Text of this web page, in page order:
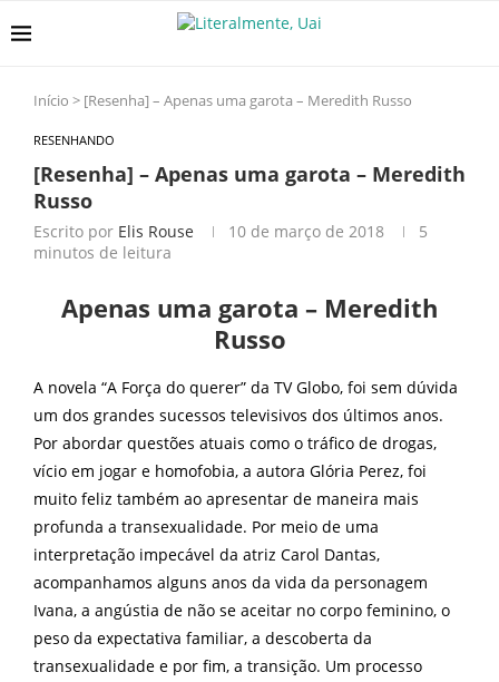
Início > [Resenha] – Apenas uma garota – Meredith Russo
RESENHANDO
[Resenha] – Apenas uma garota – Meredith
Russo
Escrito por Elis Rouse 10 de março de 2018
5
minutos de leitura
Apenas uma garota – Meredith
Russo
A novela “A Força do querer” da TV Globo, foi sem dúvida
um dos grandes sucessos televisivos dos últimos anos.
Por abordar questões atuais como o tráfico de drogas,
vício em jogar e homofobia, a autora Glória Perez, foi
muito feliz também ao apresentar de maneira mais
profunda a transexualidade. Por meio de uma
interpretação impecável da atriz Carol Dantas,
acompanhamos alguns anos da vida da personagem
Ivana, a angústia de não se aceitar no corpo feminino, o
peso da expectativa familiar, a descoberta da
transexualidade e por fim, a transição. Um processo